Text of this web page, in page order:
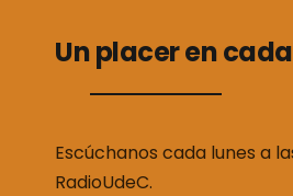
Un placer en
Escúchanos cada lunes a
RadioUdeC.